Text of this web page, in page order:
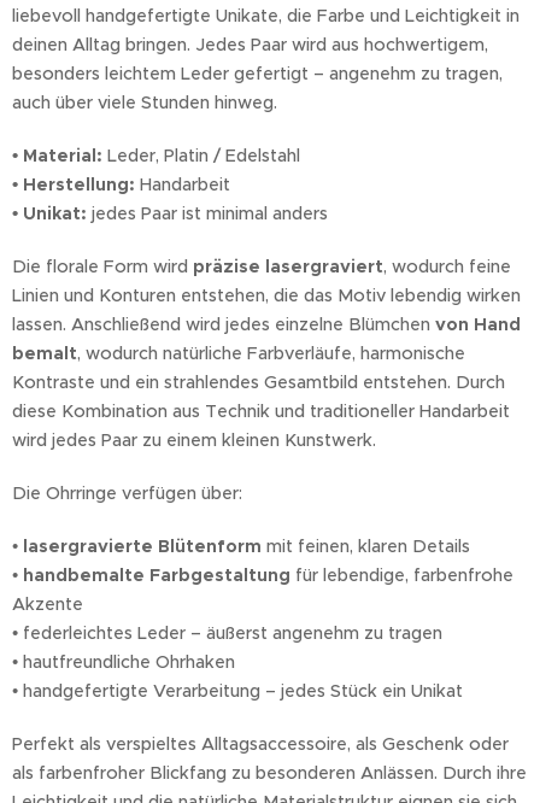
liebevoll handgefertigte Unikate, die Farbe und Leichtigkeit in
deinen Alltag bringen. Jedes Paar wird aus hochwertigem,
besonders leichtem Leder gefertigt – angenehm zu tragen,
auch über viele Stunden hinweg.
• Material: Leder, Platin / Edelstahl
• Herstellung: Handarbeit
• Unikat: jedes Paar ist minimal anders
Die florale Form wird präzise lasergraviert, wodurch feine
Linien und Konturen entstehen, die das Motiv lebendig wirken
lassen. Anschließend wird jedes einzelne Blümchen von Hand
bemalt, wodurch natürliche Farbverläufe, harmonische
Kontraste und ein strahlendes Gesamtbild entstehen. Durch
diese Kombination aus Technik und traditioneller Handarbeit
wird jedes Paar zu einem kleinen Kunstwerk.
Die Ohrringe verfügen über:
• lasergravierte Blütenform mit feinen, klaren Details
• handbemalte Farbgestaltung für lebendige, farbenfrohe
Akzente
• federleichtes Leder – äußerst angenehm zu tragen
• hautfreundliche Ohrhaken
• handgefertigte Verarbeitung – jedes Stück ein Unikat
Perfekt als verspieltes Alltagsaccessoire, als Geschenk oder
als farbenfroher Blickfang zu besonderen Anlässen. Durch ihre